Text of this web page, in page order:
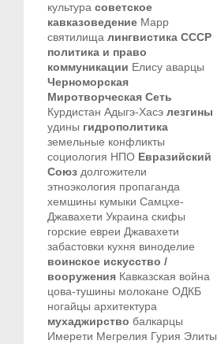
культура советское
кавказоведение Марр
святилища лингвистика СССР
политика и право
коммуникации Елису аварцы
Черноморская
Миротворческая Сеть
Курдистан Адыгэ-Хасэ лезгины
удины гидрополитика
земельные конфликты
социология НПО Евразийский
Союз долгожители
этноэкология пропаганда
хемшины кумыки Самцхе-
Джавахети Украина скифы
горские евреи Джавахети
забастовки кухня виноделие
воинское искусство /
вооружения Кавказская война
цова-тушины молокане ОДКБ
ногайцы архитектура
мухаджирство балкарцы
Имерети Мегрелия Гурия Элиты